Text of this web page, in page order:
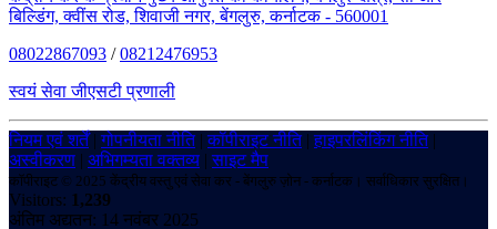
बिल्डिंग, क्वींस रोड, शिवाजी नगर, बेंगलुरु, कर्नाटक - 560001
08022867093 /08212476953
स्वयं सेवा जीएसटी प्रणाली
नियम एवं शर्तें|गोपनीयता नीति|कॉपीराइट नीति|हाइपरलिंकिंग नीति|
अस्वीकरण | अभिगम्यता वक्तव्य |साइट मैप
कॉपीराइट © 2025 केंद्रीय वस्तु एवं सेवा कर - बेंगलुरु ज़ोन - कर्नाटक। सर्वाधिकार सुरक्षित।
Visitors: 1,239
अंतिम अद्यतन: 14 नवंबर 2025